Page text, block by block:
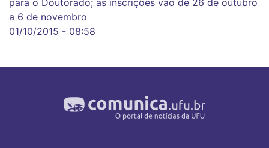
para o Doutorado; as inscrições vão de 26 de outubro
a 6 de novembro
01/10/2015 - 08:58